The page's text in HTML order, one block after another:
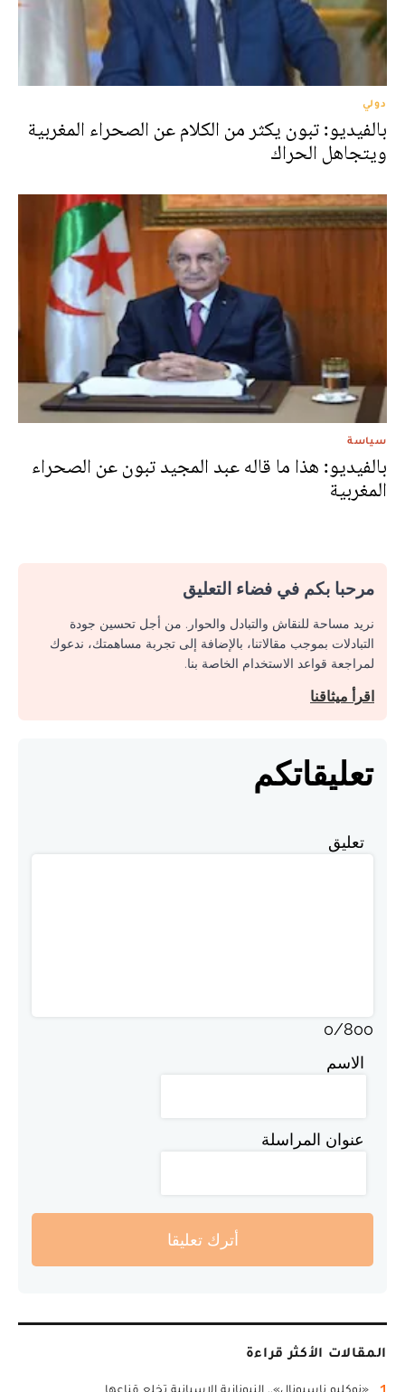
دولي
بالفيديو: تبون يكثر من الكلام عن الصحراء المغربية
ويتجاهل الحراك
سياسة
بالفيديو: هذا ما قاله عبد المجيد تبون عن الصحراء
المغربية
مرحبا بكم في فضاء التعليق
نريد مساحة للنقاش والتبادل والحوار. من أجل تحسين جودة
التبادلات بموجب مقالاتنا، بالإضافة إلى تجربة مساهمتك، ندعوك
لمراجعة قواعد الاستخدام الخاصة بنا.
اقرأ ميثاقنا
تعليقاتكم
تعليق
0/800
الاسم
عنوان المراسلة
أترك تعليقا
المقالات الأكثر قراءة
«نوكليو ناسيونال».. النيونازية الإسبانية تخلع قناعها